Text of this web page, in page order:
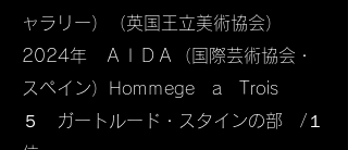
ャラリー）（英国王立美術協会）
2024年 ＡＩＤＡ（国際芸術協会・
スペイン）Homｍege a Trois
５ ガートルード・スタインの部 /１